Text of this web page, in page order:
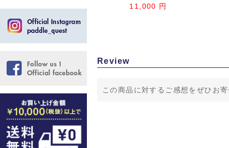
11,000 円
Review
この商品に対するご感想をぜひお